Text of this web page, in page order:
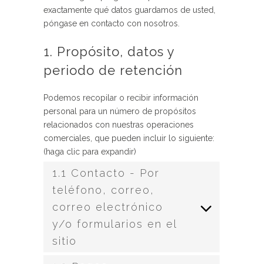
exactamente qué datos guardamos de usted,
póngase en contacto con nosotros.
1. Propósito, datos y
periodo de retención
Podemos recopilar o recibir información
personal para un número de propósitos
relacionados con nuestras operaciones
comerciales, que pueden incluir lo siguiente:
(haga clic para expandir)
1.1 Contacto - Por
teléfono, correo,
correo electrónico
y/o formularios en el
sitio